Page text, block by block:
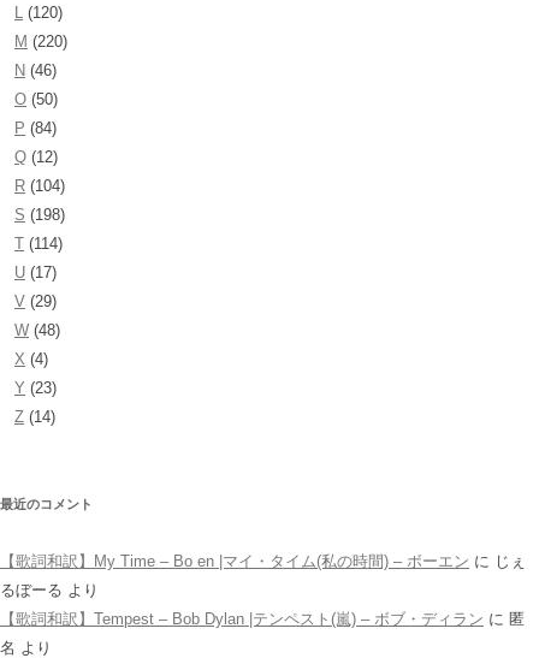
L (120)
M (220)
N (46)
O (50)
P (84)
Q (12)
R (104)
S (198)
T (114)
U (17)
V (29)
W (48)
X (4)
Y (23)
Z (14)
最近のコメント
【歌詞和訳】My Time – Bo en |マイ・タイム(私の時間) – ボーエン に じぇ
るぼーる より
【歌詞和訳】Tempest – Bob Dylan |テンペスト(嵐) – ボブ・ディラン に 匿
名 より